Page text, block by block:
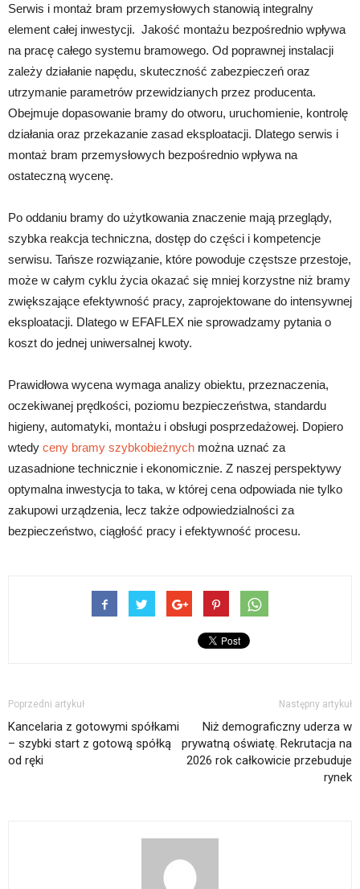
Serwis i montaż bram przemysłowych stanowią integralny
element całej inwestycji. Jakość montażu bezpośrednio wpływa
na pracę całego systemu bramowego. Od poprawnej instalacji
zależy działanie napędu, skuteczność zabezpieczeń oraz
utrzymanie parametrów przewidzianych przez producenta.
Obejmuje dopasowanie bramy do otworu, uruchomienie, kontrolę
działania oraz przekazanie zasad eksploatacji. Dlatego serwis i
montaż bram przemysłowych bezpośrednio wpływa na
ostateczną wycenę.
Po oddaniu bramy do użytkowania znaczenie mają przeglądy,
szybka reakcja techniczna, dostęp do części i kompetencje
serwisu. Tańsze rozwiązanie, które powoduje częstsze przestoje,
może w całym cyklu życia okazać się mniej korzystne niż bramy
zwiększające efektywność pracy, zaprojektowane do intensywnej
eksploatacji. Dlatego w EFAFLEX nie sprowadzamy pytania o
koszt do jednej uniwersalnej kwoty.
Prawidłowa wycena wymaga analizy obiektu, przeznaczenia,
oczekiwanej prędkości, poziomu bezpieczeństwa, standardu
higieny, automatyki, montażu i obsługi posprzedażowej. Dopiero
wtedy ceny bramy szybkobieżnych można uznać za
uzasadnione technicznie i ekonomicznie. Z naszej perspektywy
optymalna inwestycja to taka, w której cena odpowiada nie tylko
zakupowi urządzenia, lecz także odpowiedzialności za
bezpieczeństwo, ciągłość pracy i efektywność procesu.
Poprzedni artykuł
Kancelaria z gotowymi spółkami
– szybki start z gotową spółką
od ręki
Następny artykuł
Niż demograficzny uderza w
prywatną oświatę. Rekrutacja na
2026 rok całkowicie przebuduje
rynek